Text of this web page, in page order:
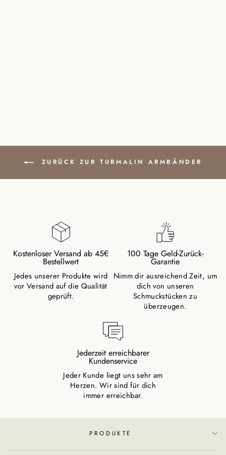
ZURÜCK ZUR TURMALIN ARMBÄNDER
Kostenloser Versand ab 45€
Bestellwert
Jedes unserer Produkte wird
vor Versand auf die Qualität
geprüft.
100 Tage Geld-Zurück-
Garantie
Nimm dir ausreichend Zeit, um
dich von unseren
Schmuckstücken zu
überzeugen.
Jederzeit erreichbarer
Kundenservice
Jeder Kunde liegt uns sehr am
Herzen. Wir sind für dich
immer erreichbar.
PRODUKTE